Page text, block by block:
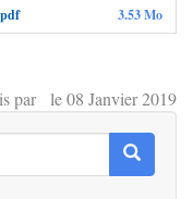
3.53 Mo
par le 08 Janvier 2019